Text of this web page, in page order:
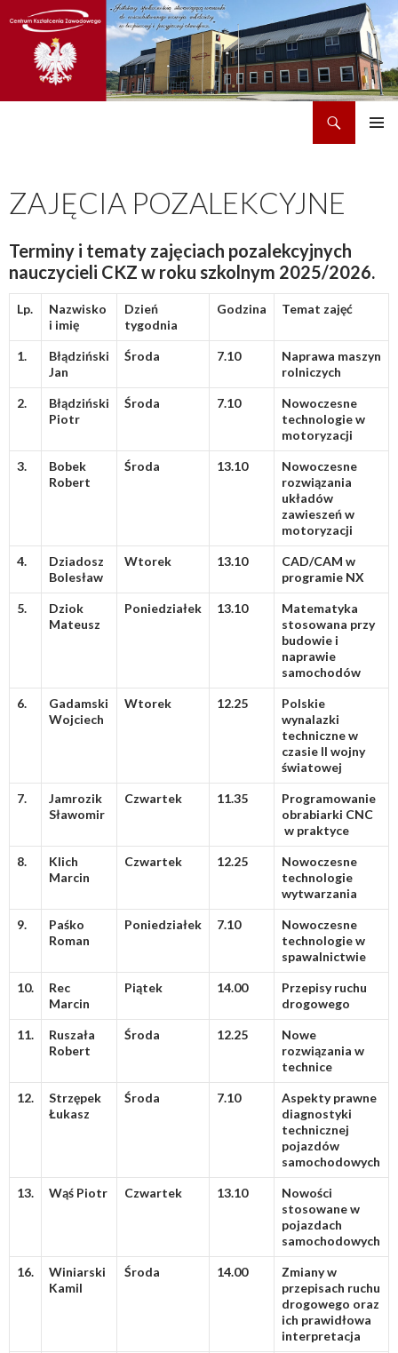
ZAJĘCIA POZALEKCYJNE
Terminy i tematy zajęciach pozalekcyjnych
nauczycieli CKZ w roku szkolnym 2025/2026.
Lp.
Nazwisko
i imię
Dzień
tygodnia
Godzina Temat zajęć
1.
Błądziński
Jan
Środa 7.10
Naprawa maszyn
rolniczych
2.
Błądziński
Piotr
Środa 7.10
Nowoczesne
technologie w
motoryzacji
3.
Bobek
Robert
Środa 13.10
Nowoczesne
rozwiązania
układów
zawieszeń w
motoryzacji
4.
Dziadosz
Bolesław
Wtorek 13.10
CAD/CAM w
programie NX
5.
Dziok
Mateusz
Poniedziałek 13.10
Matematyka
stosowana przy
budowie i
naprawie
samochodów
6.
Gadamski
Wojciech
Wtorek 12.25
Polskie
wynalazki
techniczne w
czasie II wojny
światowej
7.
Jamrozik
Sławomir
Czwartek 11.35
Programowanie
obrabiarki CNC
w praktyce
8.
Klich
Marcin
Czwartek 12.25
Nowoczesne
technologie
wytwarzania
9.
Paśko
Roman
Poniedziałek 7.10
Nowoczesne
technologie w
spawalnictwie
10.
Rec
Marcin
Piątek 14.00
Przepisy ruchu
drogowego
11.
Ruszała
Robert
Środa 12.25
Nowe
rozwiązania w
technice
12.
Strzępek
Łukasz
Środa 7.10
Aspekty prawne
diagnostyki
technicznej
pojazdów
samochodowych
13. Wąś Piotr Czwartek 13.10
Nowości
stosowane w
pojazdach
samochodowych
16.
Winiarski
Kamil
Środa 14.00
Zmiany w
przepisach ruchu
drogowego oraz
ich prawidłowa
interpretacja